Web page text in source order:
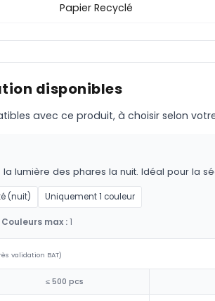
Papier Recyclé
disponibles
avec ce produit, à choisir selon
lumière des phares la nuit. Idéal pour la
(nuit) Uniquement 1 couleur
Couleurs max :1
validation BAT)
≤ 500 pcs